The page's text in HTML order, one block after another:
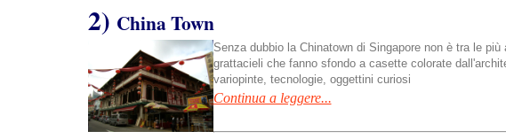
2) China Town
Senza dubbio la Chinatown di Singapore non è tra le
grattacieli che fanno sfondo a casette colorate
variopinte, tecnologie, oggettini curiosi
Continua a leggere...